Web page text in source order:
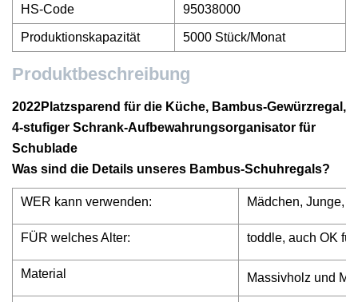
HS-Code 95038000
Produktionskapazität 5000 Stück/Monat
Produktbeschreibung
2022Platzsparend für die Küche, Bambus-Gewürzregal,
4-stufiger Schrank-Aufbewahrungsorganisator für
Schublade
Was sind die Details unseres Bambus-Schuhregals?
WER kann verwenden: Mädchen, Junge,
FÜR welches Alter: toddle, auch OK
Material Massivholz und